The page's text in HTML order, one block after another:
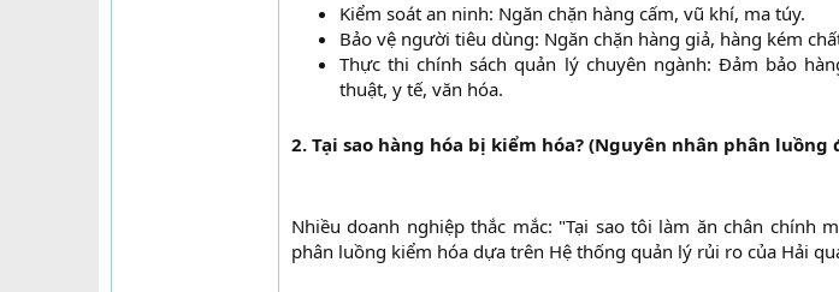
Kiểm soát an ninh: Ngăn chặn hàng cấm, vũ khí, ma túy.​
Bảo vệ người tiêu dùng: Ngăn chặn hàng giả, hàng kém
Thực thi chính sách quản lý chuyên ngành: Đảm bảo
thuật, y tế, văn hóa.​
2. Tại sao hàng hóa bị kiểm hóa? (Nguyên nhân phân luồng
Nhiều doanh nghiệp thắc mắc: "Tại sao tôi làm ăn chân chính
phân luồng kiểm hóa dựa trên Hệ thống quản lý rủi ro của Hải